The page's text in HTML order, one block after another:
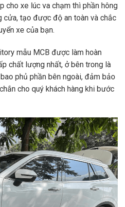
cho xe lúc va chạm thì phần hông
cửa, tạo được độ an toàn và chắc
xe của bạn.
mẫu MCB được làm hoàn
chất lượng nhất, ở bên trong là
phủ phần bên ngoài, đảm bảo
cho quý khách hàng khi bước